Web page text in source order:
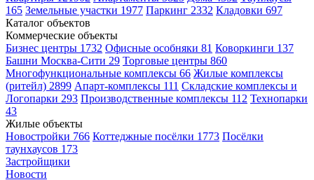
165 Земельные участки 1977 Паркинг 2332 Кладовки 697
Каталог объектов
Коммерческие объекты
Бизнес центры 1732 Офисные особняки 81 Коворкинги 137
Башни Москва-Сити 29 Торговые центры 860
Многофункциональные комплексы 66 Жилые комплексы
(ритейл) 2899 Апарт-комплексы 111 Складские комплексы и
Логопарки 293 Производственные комплексы 112 Технопарки
43
Жилые объекты
Новостройки 766 Коттеджные посёлки 1773 Посёлки
таунхаусов 173
Застройщики
Новости